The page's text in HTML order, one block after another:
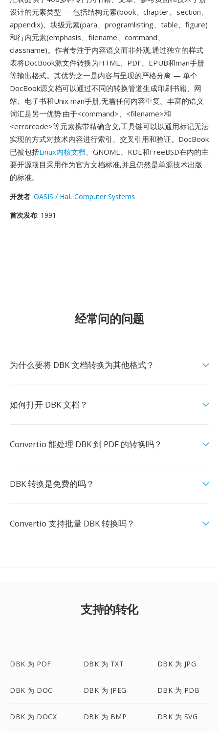
设计的元素类型 — 包括结构元素(book、chapter、section、
appendix)、块级元素(para、programlisting、table、figure)
和行内元素(emphasis、filename、command、
classname)。作者专注于内容语义而非外观,通过独立的样式
表将DocBook源文件转换为HTML、PDF、EPUB和man手册
等输出格式。其优势之一是内容与呈现的严格分离 — 单个
DocBook源文档可以通过不同的转换管道生成印刷书籍、网
站、电子书和Unix man手册,无需任何内容重复。丰富的语义
词汇是另一优势:由于<command>、<filename>和
<errorcode>等元素携带精确含义,工具链可以以通用标记无法
实现的方式对技术内容进行索引、交叉引用和验证。DocBook
已被包括Linux内核文档、GNOME、KDE和FreeBSD在内的主
要开源项目采用作为官方文档标准,并且仍然是单源技术出版
的标准。
开发者: OASIS / HaL Computer Systems
首次发布: 1991
经常问的问题
为什么要将 DBK 文档转换为其他格式？
如何打开 DBK 文档？
Convertio 能处理 DBK 到 PDF 的转换吗？
DBK 转换是免费的吗？
Convertio 支持批量 DBK 转换吗？
支持的转化
DBK 为 PDF DBK 为 TXT DBK 为 JPG
DBK 为 DOC DBK 为 JPEG DBK 为 PDB
DBK 为 DOCX DBK 为 BMP DBK 为 SVG